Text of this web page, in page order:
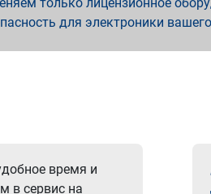
для электроники
время и
в сервис на